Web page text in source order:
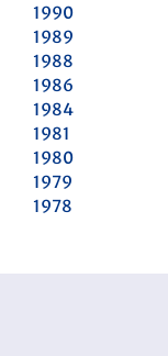
1990
1989
1988
1986
1984
1981
1980
1979
1978